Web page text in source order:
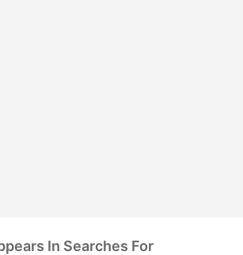
In Searches For